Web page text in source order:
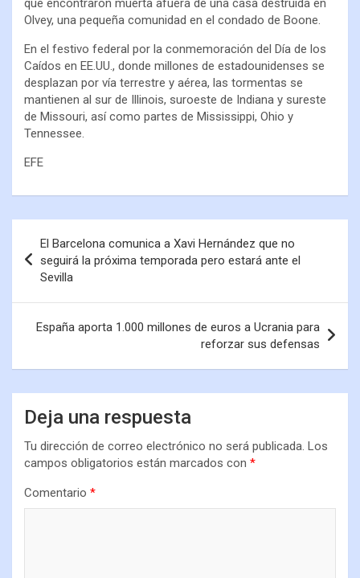
que encontraron muerta afuera de una casa destruida en
Olvey, una pequeña comunidad en el condado de Boone.
En el festivo federal por la conmemoración del Día de los
Caídos en EE.UU., donde millones de estadounidenses se
desplazan por vía terrestre y aérea, las tormentas se
mantienen al sur de Illinois, suroeste de Indiana y sureste
de Missouri, así como partes de Mississippi, Ohio y
Tennessee.
EFE
El Barcelona comunica a Xavi Hernández que no
seguirá la próxima temporada pero estará ante el
Sevilla
España aporta 1.000 millones de euros a Ucrania para
reforzar sus defensas
Deja una respuesta
Tu dirección de correo electrónico no será publicada. Los
campos obligatorios están marcados con *
Comentario *